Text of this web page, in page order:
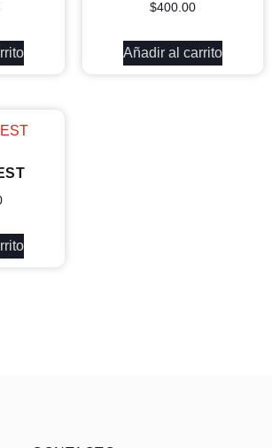
$400.00
Añadir al carrito